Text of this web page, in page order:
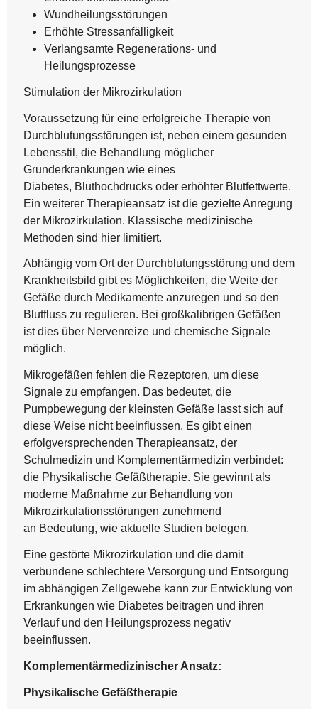
Wundheilungsstörungen
Erhöhte Stressanfälligkeit
Verlangsamte Regenerations- und
Heilungsprozesse
Stimulation der Mikrozirkulation
Voraussetzung für eine erfolgreiche Therapie von
Durchblutungsstörungen ist, neben einem gesunden
Lebensstil, die Behandlung möglicher
Grunderkrankungen wie eines
Diabetes, Bluthochdrucks oder erhöhter Blutfettwerte.
Ein weiterer Therapieansatz ist die gezielte Anregung
der Mikrozirkulation. Klassische medizinische
Methoden sind hier limitiert.
Abhängig vom Ort der Durchblutungsstörung und dem
Krankheitsbild gibt es Möglichkeiten, die Weite der
Gefäße durch Medikamente anzuregen und so den
Blutfluss zu regulieren. Bei großkalibrigen Gefäßen
ist dies über Nervenreize und chemische Signale
möglich.
Mikrogefäßen fehlen die Rezeptoren, um diese
Signale zu empfangen. Das bedeutet, die
Pumpbewegung der kleinsten Gefäße lasst sich auf
diese Weise nicht beeinflussen. Es gibt einen
erfolgversprechenden Therapieansatz, der
Schulmedizin und Komplementärmedizin verbindet:
die Physikalische Gefäßtherapie. Sie gewinnt als
moderne Maßnahme zur Behandlung von
Mikrozirkulationsstörungen zunehmend
an Bedeutung, wie aktuelle Studien belegen.
Eine gestörte Mikrozirkulation und die damit
verbundene schlechtere Versorgung und Entsorgung
im abhängigen Zellgewebe kann zur Entwicklung von
Erkrankungen wie Diabetes beitragen und ihren
Verlauf und den Heilungsprozess negativ
beeinflussen.
Komplementärmedizinischer Ansatz:
Physikalische Gefäßtherapie